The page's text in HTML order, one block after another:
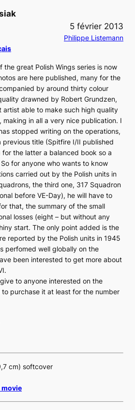
5 février 2013
Philippe Listemann
the great Polish Wings series is now
are here published, many for the
by around thirty colour
drawned by Robert Grundzen,
artist able to make such high quality
making in all a very nice publication. I
stopped writing on the operations,
previous title (Spitfire I/II published
for the latter a balanced book so a
for anyone who wants to know
carried out by the Polish units in
the third one, 317 Squadron
before VE-Day), he will have to
that, the summary of the small
losses (eight – but without any
start. The only point added is the
reported by the Polish units in 1945
perfomed well globally on the
been interested to get more about
to anyone interested on the
purchase it at least for the number
cm) softcover
movie